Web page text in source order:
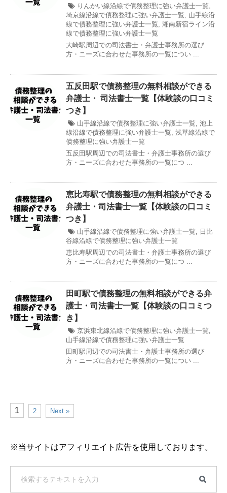
りんかい線沿線で債務整理に強い弁護士一覧,
埼京線沿線で債務整理に強い弁護士一覧, 山手線沿
線で債務整理に強い弁護士一覧, 湘南新宿ライン沿
線で債務整理に強い弁護士一覧
大崎駅周辺での司法書士・弁護士事務所の選び
方・ニーズに合わせた事務所の一覧につい ...
五反田駅で債務整理の無料相談ができる
弁護士・ 司法書士一覧【体験談の口コミ
つき】
山手線沿線で債務整理に強い弁護士一覧, 池上
線沿線で債務整理に強い弁護士一覧, 浅草線沿線で
債務整理に強い弁護士一覧
五反田駅周辺での司法書士・弁護士事務所の選び
方・ニーズに合わせた事務所の一覧につ ...
恵比寿駅で債務整理の無料相談ができる
弁護士・司法書士一覧【体験談の口コミ
つき】
山手線沿線で債務整理に強い弁護士一覧, 日比
谷線沿線で債務整理に強い弁護士一覧
恵比寿駅周辺での司法書士・弁護士事務所の選び
方・ニーズに合わせた事務所の一覧につ ...
田町駅で債務整理の無料相談ができる弁
護士・司法書士一覧【体験談の口コミつ
き】
京浜東北線沿線で債務整理に強い弁護士一覧,
山手線沿線で債務整理に強い弁護士一覧
田町駅周辺での司法書士・弁護士事務所の選び
方・ニーズに合わせた事務所の一覧につい ...
1 2 Next »
※当サイトはアフィリエイト広告を使用しております。